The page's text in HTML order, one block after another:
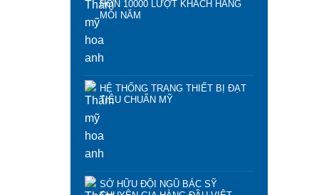
HƠN 10000 LƯỢT KHÁCH HÀNG
MỖI NĂM
HỆ THỐNG TRANG THIẾT BỊ ĐẠT
TIÊU CHUẨN MỸ
SỞ HỮU ĐỘI NGŨ BÁC SỸ